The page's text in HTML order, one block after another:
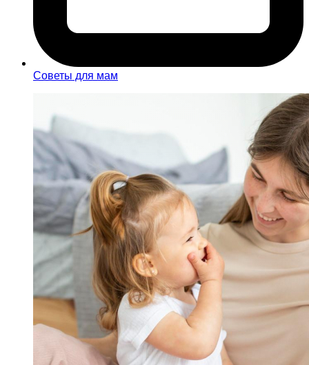
Советы для мам